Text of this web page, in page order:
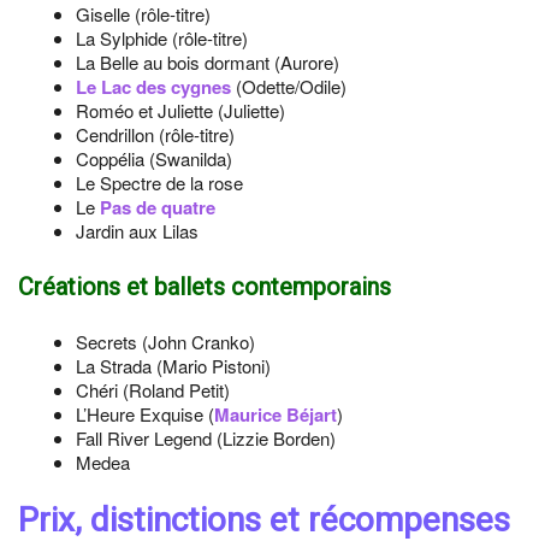
Giselle (rôle-titre)
La Sylphide (rôle-titre)
La Belle au bois dormant (Aurore)
Le Lac des cygnes (Odette/Odile)
Roméo et Juliette (Juliette)
Cendrillon (rôle-titre)
Coppélia (Swanilda)
Le Spectre de la rose
Le Pas de quatre
Jardin aux Lilas
Créations et ballets contemporains
Secrets (John Cranko)
La Strada (Mario Pistoni)
Chéri (Roland Petit)
L’Heure Exquise (Maurice Béjart)
Fall River Legend (Lizzie Borden)
Medea
Prix, distinctions et récompenses